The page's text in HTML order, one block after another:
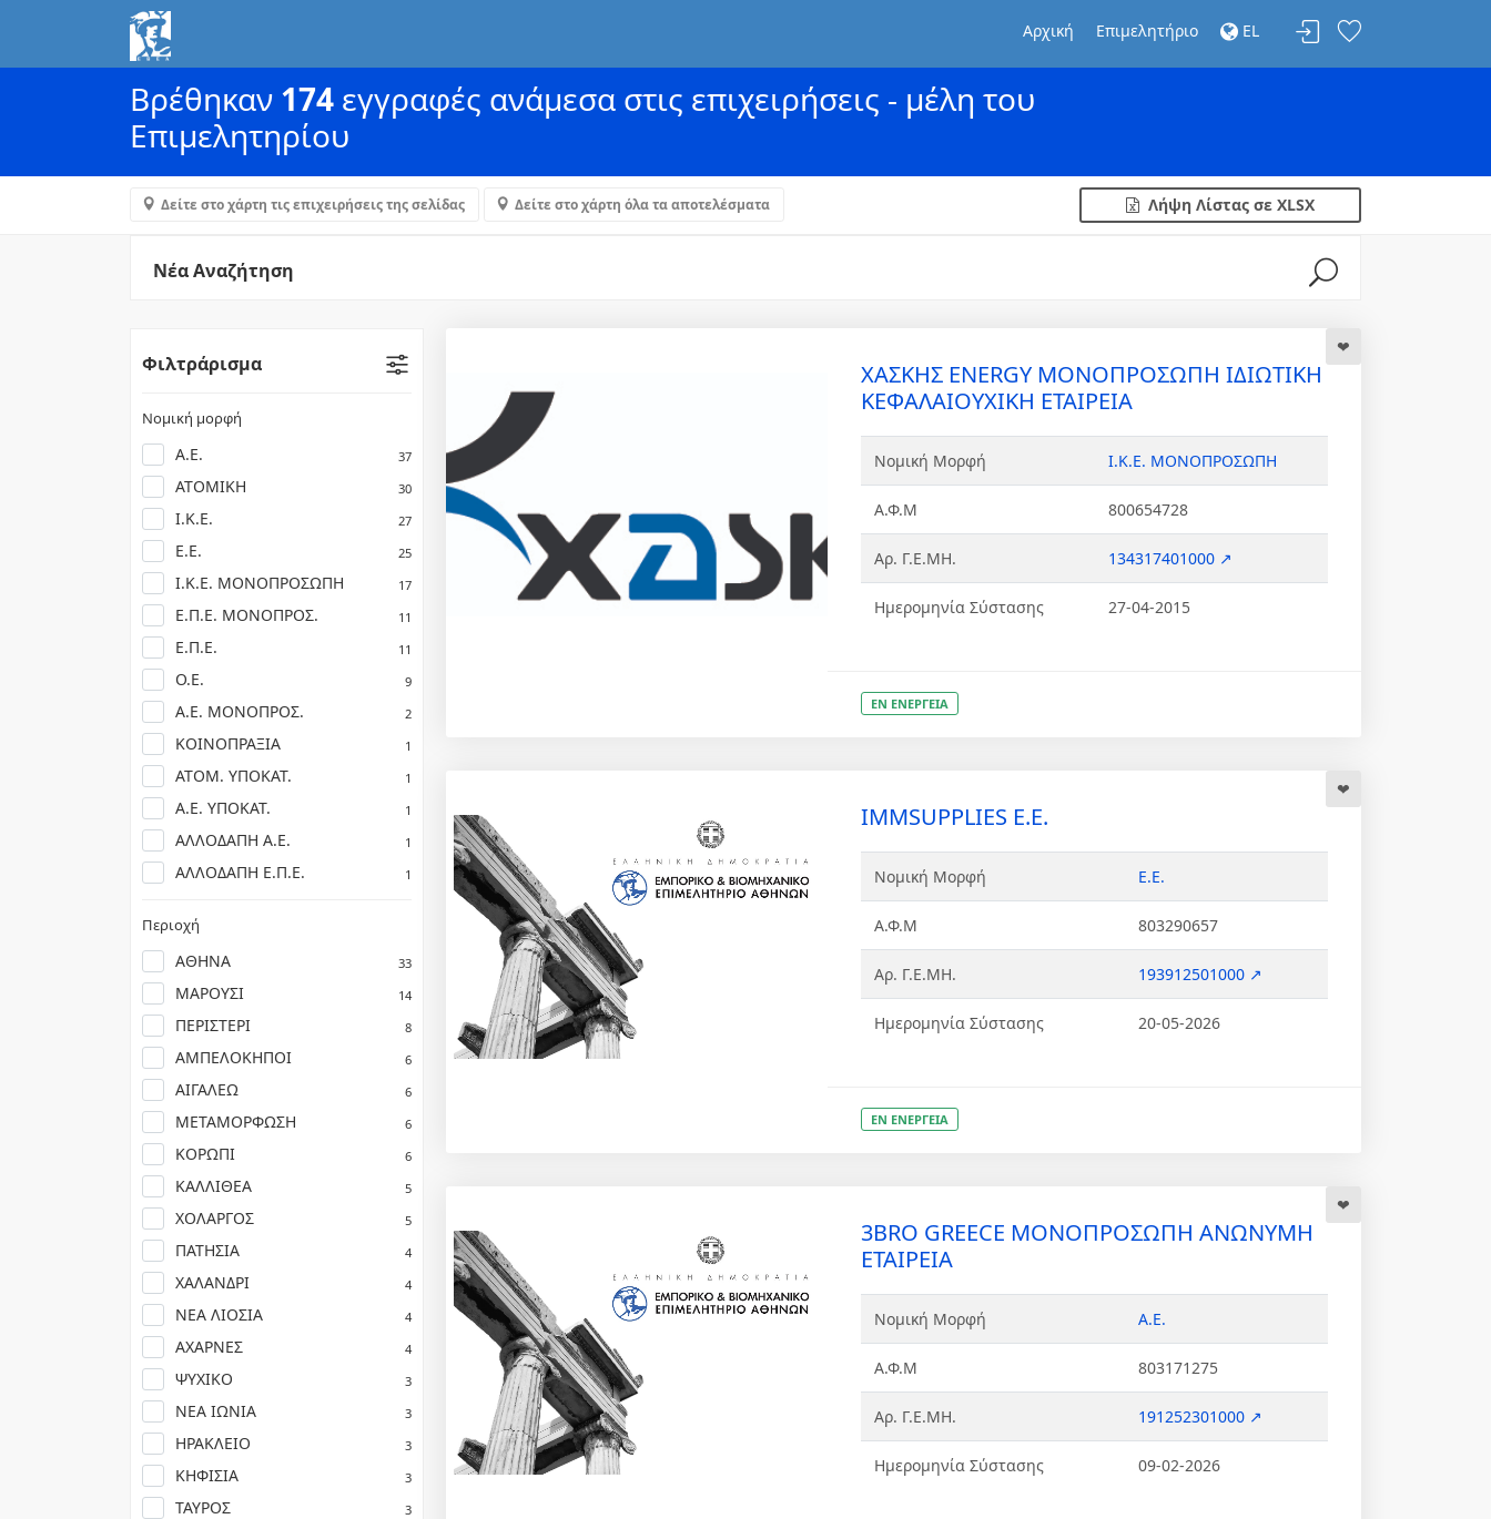
Αρχική Επιμελητήριο EL
Βρέθηκαν 174 εγγραφές ανάμεσα στις επιχειρήσεις - μέλη του
Επιμελητηρίου
Δείτε στο χάρτη τις επιχειρήσεις της σελίδας Δείτε στο χάρτη όλα τα αποτελέσματα Λήψη Λίστας σε XLSX
Νέα Αναζήτηση
Φιλτράρισμα
Νομική μορφή
Α.Ε. 37
ΑΤΟΜΙΚΗ 30
Ι.Κ.Ε. 27
Ε.Ε. 25
Ι.Κ.Ε. ΜΟΝΟΠΡΟΣΩΠΗ 17
Ε.Π.Ε. ΜΟΝΟΠΡΟΣ. 11
Ε.Π.Ε. 11
Ο.Ε. 9
Α.Ε. ΜΟΝΟΠΡΟΣ. 2
ΚΟΙΝΟΠΡΑΞΙΑ 1
ΑΤΟΜ. ΥΠΟΚΑΤ. 1
Α.Ε. ΥΠΟΚΑΤ. 1
ΑΛΛΟΔΑΠΗ Α.Ε. 1
ΑΛΛΟΔΑΠΗ Ε.Π.Ε. 1
Περιοχή
ΑΘΗΝΑ 33
ΜΑΡΟΥΣΙ 14
ΠΕΡΙΣΤΕΡΙ 8
ΑΜΠΕΛΟΚΗΠΟΙ 6
ΑΙΓΑΛΕΩ 6
ΜΕΤΑΜΟΡΦΩΣΗ 6
ΚΟΡΩΠΙ 6
ΚΑΛΛΙΘΕΑ 5
ΧΟΛΑΡΓΟΣ 5
ΠΑΤΗΣΙΑ 4
ΧΑΛΑΝΔΡΙ 4
ΝΕΑ ΛΙΟΣΙΑ 4
ΑΧΑΡΝΕΣ 4
ΨΥΧΙΚΟ 3
ΝΕΑ ΙΩΝΙΑ 3
ΗΡΑΚΛΕΙΟ 3
ΚΗΦΙΣΙΑ 3
ΤΑΥΡΟΣ 3
ΧΑΣΚΗΣ ENERGY ΜΟΝΟΠΡΟΣΩΠΗ ΙΔΙΩΤΙΚΗ
ΚΕΦΑΛΑΙΟΥΧΙΚΗ ΕΤΑΙΡΕΙΑ
Νομική Μορφή Ι.Κ.Ε. ΜΟΝΟΠΡΟΣΩΠΗ
Α.Φ.Μ 800654728
Αρ. Γ.Ε.ΜΗ. 134317401000 ↗
Ημερομηνία Σύστασης 27-04-2015
ΕΝ ΕΝΕΡΓΕΙΑ
IMMSUPPLIES Ε.Ε.
Νομική Μορφή Ε.Ε.
Α.Φ.Μ 803290657
Αρ. Γ.Ε.ΜΗ. 193912501000 ↗
Ημερομηνία Σύστασης 20-05-2026
ΕΝ ΕΝΕΡΓΕΙΑ
3BRO GREECE ΜΟΝΟΠΡΟΣΩΠΗ ΑΝΩΝΥΜΗ
ΕΤΑΙΡΕΙΑ
Νομική Μορφή Α.Ε.
Α.Φ.Μ 803171275
Αρ. Γ.Ε.ΜΗ. 191252301000 ↗
Ημερομηνία Σύστασης 09-02-2026